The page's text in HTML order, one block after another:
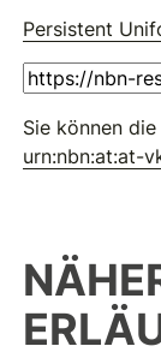
Persistent
Sie können
urn:nbn:at:at-